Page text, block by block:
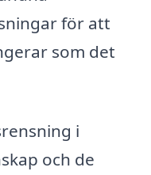
för att
som det
i
och de